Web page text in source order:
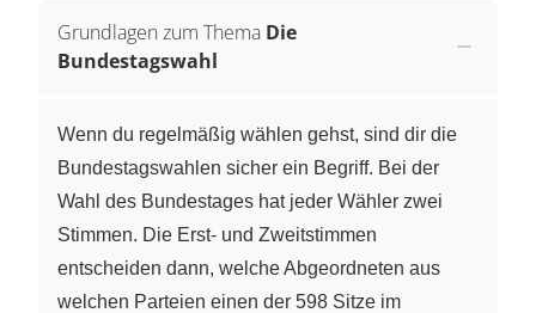
Grundlagen zum Thema Die
Bundestagswahl
Wenn du regelmäßig wählen gehst, sind dir die
Bundestagswahlen sicher ein Begriff. Bei der
Wahl des Bundestages hat jeder Wähler zwei
Stimmen. Die Erst- und Zweitstimmen
entscheiden dann, welche Abgeordneten aus
welchen Parteien einen der 598 Sitze im